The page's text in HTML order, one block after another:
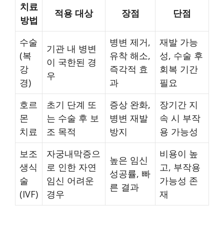
치료
방법
적용 대상 장점 단점
수술
(복
강
경)
기관 내 병변
이 국한된 경
우
병변 제거,
유착 해소,
즉각적 효
과
재발 가능
성, 수술 후
회복 기간
필요
호르
몬
치료
초기 단계 또
는 수술 후 보
조 목적
증상 완화,
병변 재발
방지
장기간 지
속 시 부작
용 가능성
보조
생식
술
(IVF)
자궁내막증으
로 인한 자연
임신 어려운
경우
높은 임신
성공률, 빠
른 결과
비용이 높
고, 부작용
가능성 존
재